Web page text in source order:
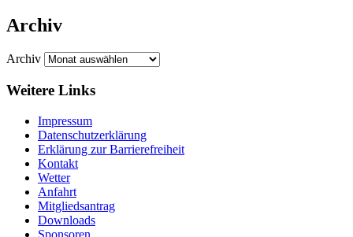
Archiv
Archiv
Weitere Links
Impressum
Datenschutzerklärung
Erklärung zur Barriere­frei­heit
Kontakt
Wetter
Anfahrt
Mitgliedsantrag
Downloads
Sponsoren